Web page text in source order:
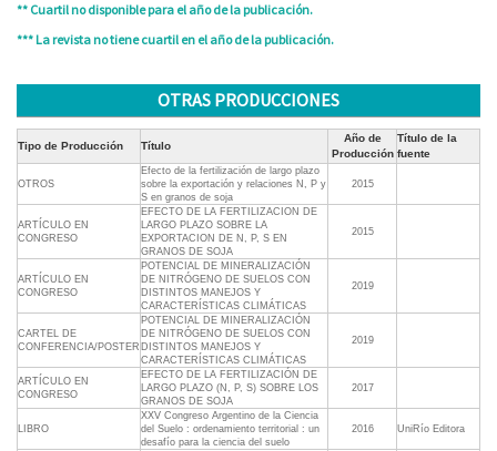
** Cuartil no disponible para el año de la publicación.
*** La revista no tiene cuartil en el año de la publicación.
OTRAS PRODUCCIONES
Tipo de Producción Título
Año de
Producción
Título de la
fuente
OTROS
Efecto de la fertilización de largo plazo
sobre la exportación y relaciones N, P y
S en granos de soja
2015
ARTÍCULO EN
CONGRESO
EFECTO DE LA FERTILIZACION DE
LARGO PLAZO SOBRE LA
EXPORTACION DE N, P, S EN
GRANOS DE SOJA
2015
ARTÍCULO EN
CONGRESO
POTENCIAL DE MINERALIZACIÓN
DE NITRÓGENO DE SUELOS CON
DISTINTOS MANEJOS Y
CARACTERÍSTICAS CLIMÁTICAS
2019
CARTEL DE
CONFERENCIA/POSTER
POTENCIAL DE MINERALIZACIÓN
DE NITRÓGENO DE SUELOS CON
DISTINTOS MANEJOS Y
CARACTERÍSTICAS CLIMÁTICAS
2019
ARTÍCULO EN
CONGRESO
EFECTO DE LA FERTILIZACIÓN DE
LARGO PLAZO (N, P, S) SOBRE LOS
GRANOS DE SOJA
2017
LIBRO
XXV Congreso Argentino de la Ciencia
del Suelo : ordenamiento territorial : un
desafío para la ciencia del suelo
2016 UniRío Editora